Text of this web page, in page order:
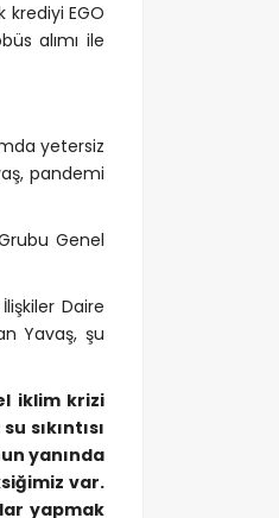
krediyi EGO
alımı ile
yetersiz
pandemi
Genel
Daire
Yavaş, şu
iklim krizi
sıkıntısı
yanında
var.
yapmak